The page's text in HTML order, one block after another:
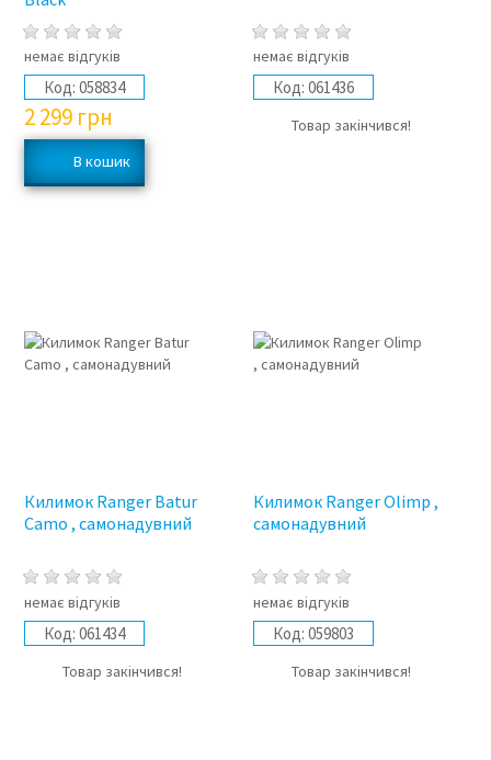
немає відгуків
Код: 058834
2 299 грн
немає відгуків
Код: 061436
Товар закінчився!
Килимок Ranger Batur
Camo , самонадувний
немає відгуків
Код: 061434
Товар закінчився!
Килимок Ranger Оlimp ,
самонадувний
немає відгуків
Код: 059803
Товар закінчився!